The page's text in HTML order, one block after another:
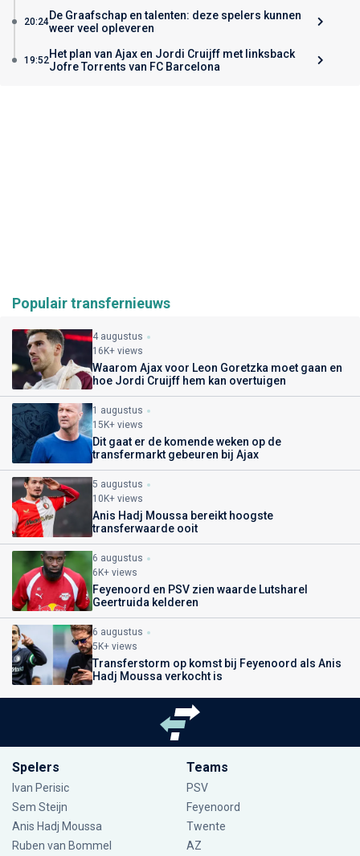
20:24De Graafschap en talenten: deze spelers kunnen
weer veel opleveren
19:52Het plan van Ajax en Jordi Cruijff met linksback
Jofre Torrents van FC Barcelona
Populair transfernieuws
4 augustus
16K+ views
Waarom Ajax voor Leon Goretzka moet gaan en
hoe Jordi Cruijff hem kan overtuigen
1 augustus
15K+ views
Dit gaat er de komende weken op de
transfermarkt gebeuren bij Ajax
5 augustus
10K+ views
Anis Hadj Moussa bereikt hoogste
transferwaarde ooit
6 augustus
6K+ views
Feyenoord en PSV zien waarde Lutsharel
Geertruida kelderen
6 augustus
5K+ views
Transferstorm op komst bij Feyenoord als Anis
Hadj Moussa verkocht is
Spelers
Ivan Perisic
Sem Steijn
Anis Hadj Moussa
Ruben van Bommel
Teams
PSV
Feyenoord
Twente
AZ